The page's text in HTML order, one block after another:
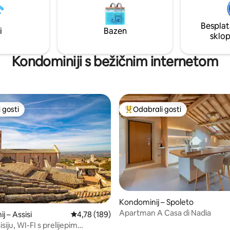
od kojih jedna ima privatnu
Iznajmljivanje smještaja
dodatnih usluga, bez
djelatnosti.
Bazen
Kondominiji s bežičnim internetom
recenzija: 209
gosti
gosti
– Assisi Prosječna ocjena: 4,78/5, recenzija: 189
4,78 (189)
WI-FI s prelijepim
Među najviše rangiranima s
Odabrali gosti
Kondominij – Spoleto
Apartman A Casa di Nadia